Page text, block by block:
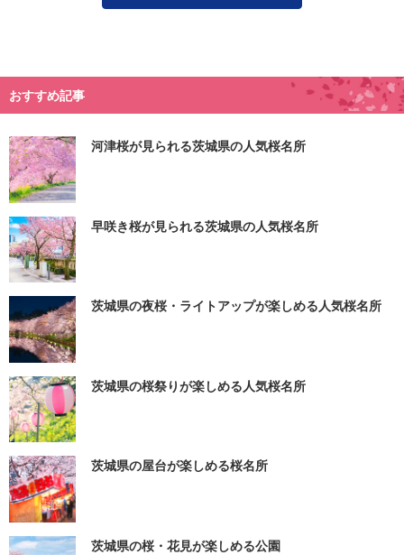
おすすめ記事
河津桜が見られる茨城県の人気桜名所
早咲き桜が見られる茨城県の人気桜名所
茨城県の夜桜・ライトアップが楽しめる人気桜名所
茨城県の桜祭りが楽しめる人気桜名所
茨城県の屋台が楽しめる桜名所
茨城県の桜・花見が楽しめる公園